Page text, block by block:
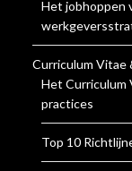
Het jobhoppen
Curriculum Vitae
Het Curriculum
practices
Top 10